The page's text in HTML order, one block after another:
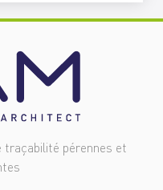
traçabilité pérennes et